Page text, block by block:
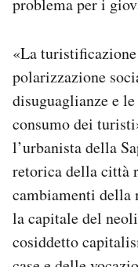
problema per i
«La
polarizzazione
disuguaglianze e le
consumo dei
l’urbanista della
retorica della città
cambiamenti della
la capitale del
cosiddetto